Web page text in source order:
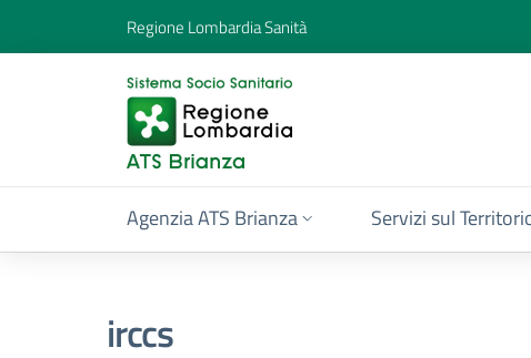
Regione Lombardia Sanità
Agenzia ATS Brianza Servizi sul
irccs